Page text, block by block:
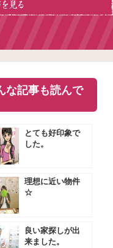
な記事も読んで
とても好印象で
した。
理想に近い物件
☆
良い家探しが出
来ました。